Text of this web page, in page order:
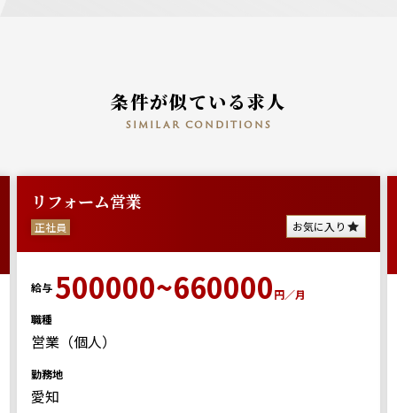
条件が似ている求人
similar conditions
円／月
日就業可
派遣